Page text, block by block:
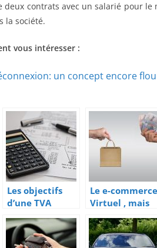
deux contrats avec un salarié pour
la société.
vous intéresser :
un concept encore
Les objectifs
d’une TVA
intracommuna
utaire
Le e-
Virtuel , mais
encadré par la
loi